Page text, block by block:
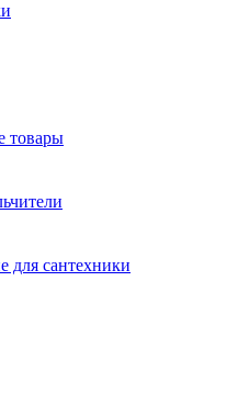
товары
для сантехники